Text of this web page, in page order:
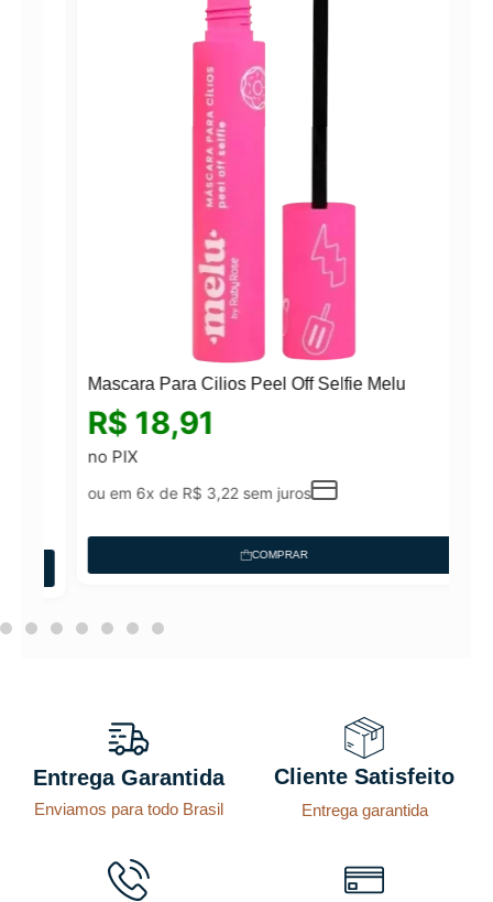
Mascara Para Cilios Peel Off Selfie Melu
R$18,91
no PIX
ou em 6x de R$3,22sem juros
COMPRAR
Entrega Garantida
Enviamos para todo Brasil
Cliente Satisfeito
Entrega garantida